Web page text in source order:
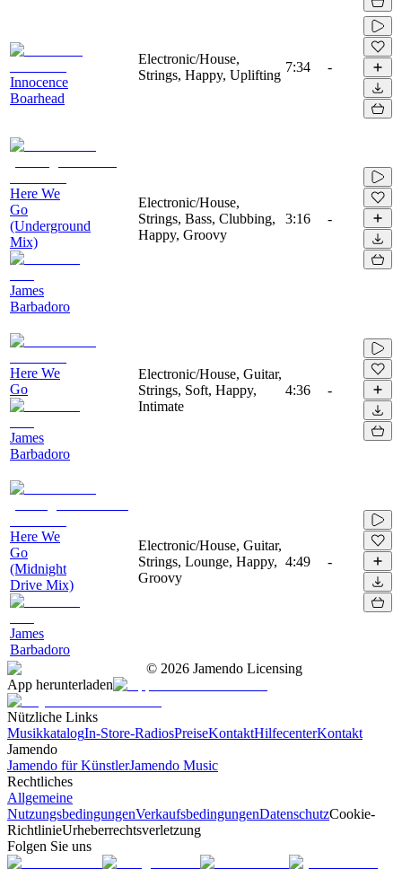
Innocence
Boarhead
Electronic/House,
Strings, Happy, Uplifting
7:34 -
Here We
Go
(Underground
Mix)
James
Barbadoro
Electronic/House,
Strings, Bass, Clubbing,
Happy, Groovy
3:16 -
Here We
Go
James
Barbadoro
Electronic/House, Guitar,
Strings, Soft, Happy,
Intimate
4:36 -
Here We
Go
(Midnight
Drive Mix)
James
Barbadoro
Electronic/House, Guitar,
Strings, Lounge, Happy,
Groovy
4:49 -
© 2026 Jamendo Licensing
App herunterladen
Nützliche Links
MusikkatalogIn-Store-RadiosPreiseKontaktHilfecenterKontakt
Jamendo
Jamendo für KünstlerJamendo Music
Rechtliches
Allgemeine
NutzungsbedingungenVerkaufsbedingungenDatenschutzCookie-
RichtlinieUrheberrechtsverletzung
Folgen Sie uns